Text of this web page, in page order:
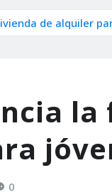
de alquiler
0